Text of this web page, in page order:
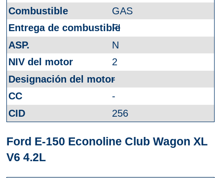
GAS
FI
N
2
-
-
256
Ford E-150 Econoline Club Wagon XL
V6 4.2L